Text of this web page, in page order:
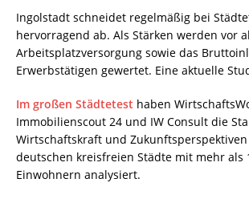
Ingolstadt schneidet regelmäßig bei
hervorragend ab. Als Stärken werden vor
Arbeitsplatzversorgung sowie das
Erwerbstätigen gewertet. Eine aktuelle
Im großen Städtetest haben
Immobilienscout 24 und IW Consult die
Wirtschaftskraft und
deutschen kreisfreien Städte mit mehr als
Einwohnern analysiert.